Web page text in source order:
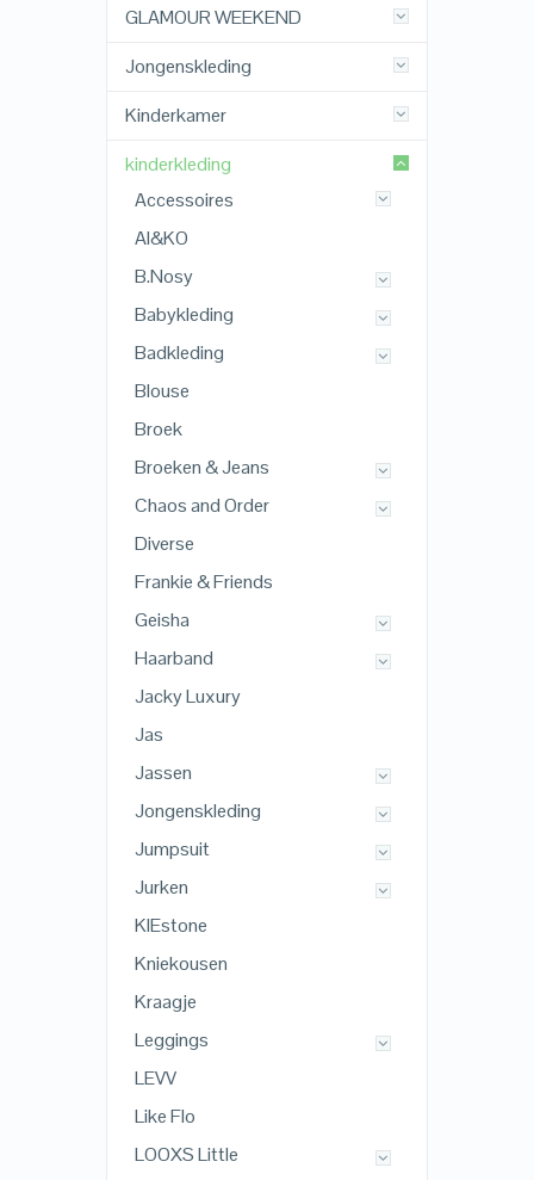
GLAMOUR WEEKEND
Jongenskleding
Kinderkamer
kinderkleding
Accessoires
AI&KO
B.Nosy
Babykleding
Badkleding
Blouse
Broek
Broeken & Jeans
Chaos and Order
Diverse
Frankie & Friends
Geisha
Haarband
Jacky Luxury
Jas
Jassen
Jongenskleding
Jumpsuit
Jurken
KIEstone
Kniekousen
Kraagje
Leggings
LEVV
Like Flo
LOOXS Little